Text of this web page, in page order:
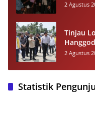
2 Agustus
Tinjau
2 Agustus
Statistik